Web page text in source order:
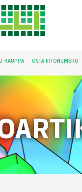
KAUPPA OSTA IRTONUMERO